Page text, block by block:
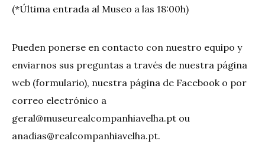
(*Última entrada al Museo a las 18:00h)
Pueden ponerse en contacto con nuestro equipo y
enviarnos sus preguntas a través de nuestra página
web (formulario), nuestra página de Facebook o por
correo electrónico a
geral@museurealcompanhiavelha.pt ou
anadias@realcompanhiavelha.pt.